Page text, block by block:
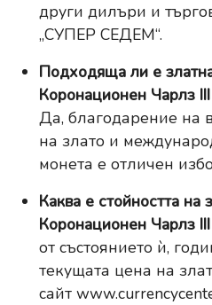
други дилъри и
„СУПЕР СЕДЕМ“.
Подходяща ли е
Коронационен Чарлз
Да, благодарение на
на злато и
монета е отличен
Каква е стойността на
Коронационен Чарлз
от състоянието ѝ,
текущата цена на
сайт